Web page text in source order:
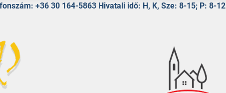
+36 30 164-5863 Hivatali idő: H, K, Sze: 8-15; P: 8-12